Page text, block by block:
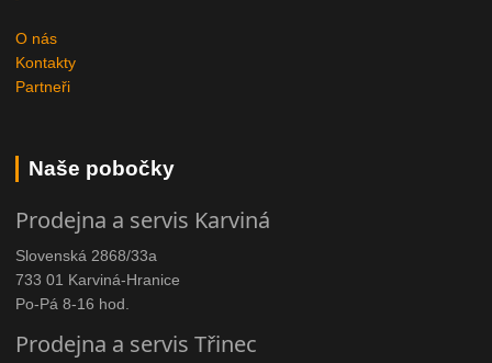
O nás
Kontakty
Partneři
Naše pobočky
Prodejna a servis Karviná
Slovenská 2868/33a
733 01 Karviná-Hranice
Po-Pá 8-16 hod.
Prodejna a servis Třinec